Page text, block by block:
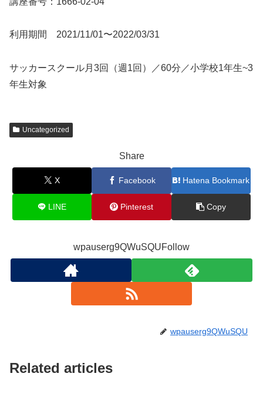
利用期間 2021/11/01〜2022/03/31
サッカースクール月3回（週1回）／60分／小学校1年生~3
年生対象
Uncategorized
Share
X Facebook Hatena Bookmark
LINE Pinterest Copy
wpauserg9QWuSQUFollow
wpauserg9QWuSQU
Related articles